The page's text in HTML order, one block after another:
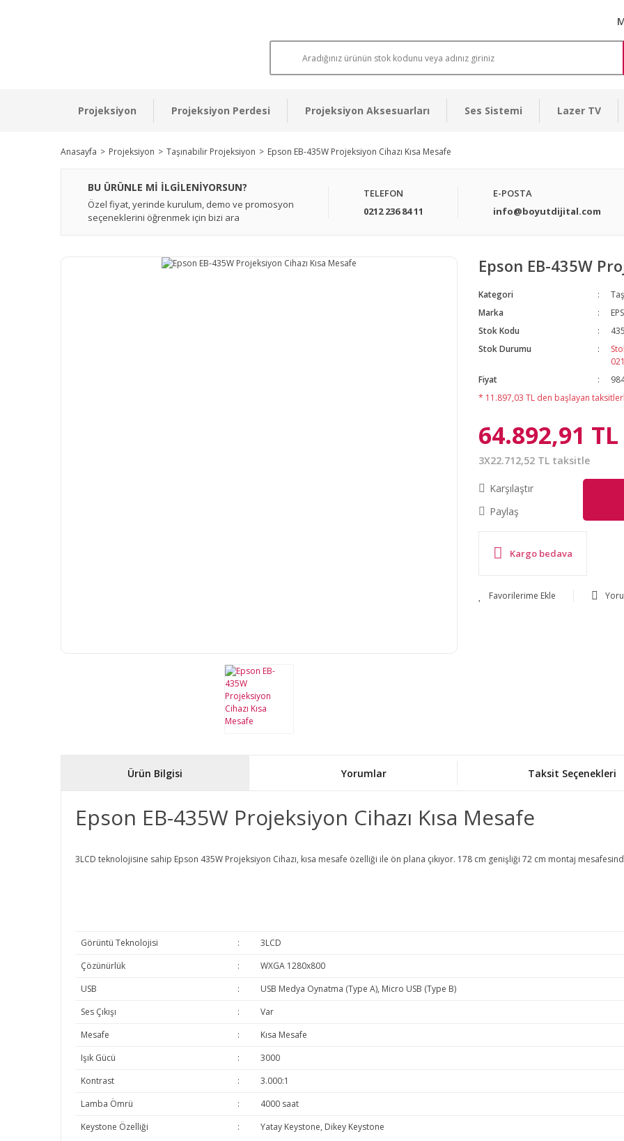
Projeksiyon Projeksiyon Perdesi Projeksiyon Aksesuarları Ses Sistemi Lazer TV
Anasayfa Projeksiyon Taşınabilir Projeksiyon Epson EB-435W Projeksiyon Cihazı Kısa Mesafe
BU ÜRÜNLE Mİ İLGİLENİYORSUN?
Özel fiyat, yerinde kurulum, demo ve promosyon
seçeneklerini öğrenmek için bizi ara
TELEFON
0212 236 84 11
E-POSTA
info@boyutdijital.com
Epson EB-435W
Kategori
Marka
Stok Kodu
Stok Durumu
Fiyat
* 11.897,03 TL den başlayan
64.892,91 TL
3X22.712,52 TL taksitle
Karşılaştır
Paylaş
Kargo bedava
Ürün Bilgisi Yorumlar Taksit Seçenekleri
Epson EB-435W Projeksiyon Cihazı Kısa Mesafe
3LCD teknolojisine sahip Epson 435W Projeksiyon Cihazı, kısa mesafe özelliği ile ön plana çıkıyor. 178 cm genişliği 72 cm montaj
Görüntü Teknolojisi :
3LCD
Çözünürlük
:
WXGA 1280x800
USB
:
USB Medya Oynatma (Type A), Micro USB (Type B)
Ses Çıkışı
:
Var
Mesafe
:
Kısa Mesafe
Işık Gücü
:
3000
Kontrast
:
3.000:1
Lamba Ömrü
:
4000 saat
Keystone Özelliği
: Yatay Keystone, Dikey Keystone